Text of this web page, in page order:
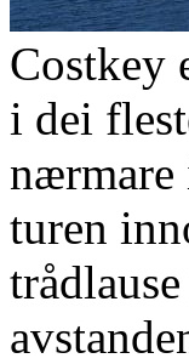
Costkey
i dei
nærmare
turen